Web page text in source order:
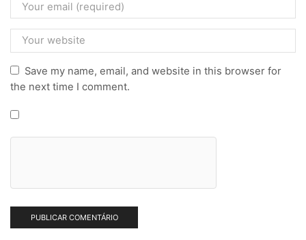
Save my name, email, and website in this browser for
the next time I comment.